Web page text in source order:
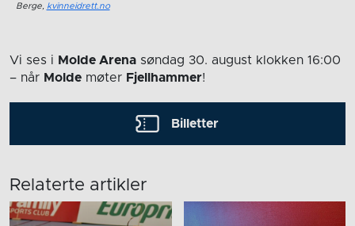
Berge, kvinneidrett.no
Vi ses i Molde Arena søndag 30. august klokken 16:00
– når Molde møter Fjellhammer!
Billetter
Relaterte artikler